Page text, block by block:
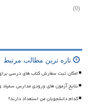
(0)
تازه ترین مطالب مرتبط
امکان ثبت سفارش کتاب های درسی برای سال
نتایج آزمون های ورودی مدارس سمپاد
کدام دانشجویان من استعداد دارند؟